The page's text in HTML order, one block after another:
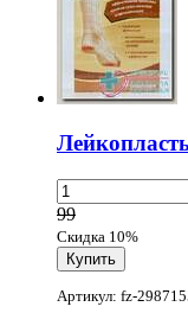
99
Скидка 10%
Артикул: fz-